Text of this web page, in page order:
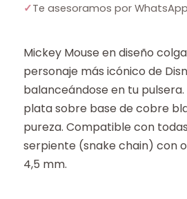
✓Te asesoramos por WhatsApp
Mickey Mouse en diseño
personaje más icónico de
balanceándose en tu
plata sobre base de cobre
pureza. Compatible con
serpiente (snake chain) con
4,5 mm.